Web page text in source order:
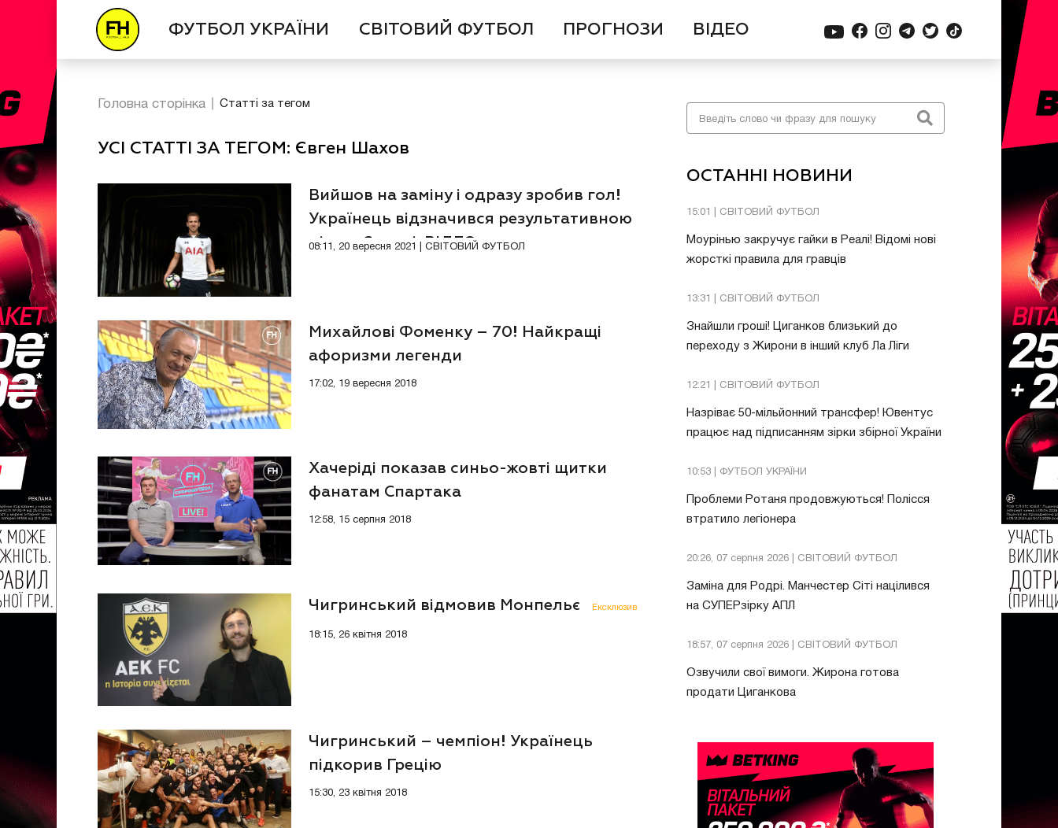
ФУТБОЛ УКРАЇНИ СВІТОВИЙ ФУТБОЛ ПРОГНОЗИ ВІДЕО
ОСТАННІ НОВИНИ
15:01 | СВІТОВИЙ ФУТБОЛ
Моурінью закручує гайки в Реалі! Відомі нові
жорсткі правила для гравців
13:31 | СВІТОВИЙ ФУТБОЛ
Знайшли гроші! Циганков близький до
переходу з Жирони в інший клуб Ла Ліги
12:21 | СВІТОВИЙ ФУТБОЛ
Назріває 50-мільйонний трансфер! Ювентус
працює над підписанням зірки збірної України
10:53 | ФУТБОЛ УКРАЇНИ
Проблеми Ротаня продовжуються! Полісся
втратило легіонера
20:26, 07 серпня 2026 | СВІТОВИЙ ФУТБОЛ
Заміна для Родрі. Манчестер Сіті націлився
на СУПЕРзірку АПЛ
18:57, 07 серпня 2026 | СВІТОВИЙ ФУТБОЛ
Озвучили свої вимоги. Жирона готова
продати Циганкова
Головна сторінка Статті за тегом
УСІ СТАТТІ ЗА ТЕГОМ: Євген Шахов
Вийшов на заміну і одразу зробив гол!
Українець відзначився результативною
дією в Європі. ВІДЕО
Відео
08:11, 20 вересня 2021 | СВІТОВИЙ ФУТБОЛ
Михайлові Фоменку – 70! Найкращі
афоризми легенди
17:02, 19 вересня 2018
Хачеріді показав синьо-жовті щитки
фанатам Спартака
12:58, 15 серпня 2018
Чигринський відмовив Монпельє Ексклюзив
18:15, 26 квітня 2018
Чигринський – чемпіон! Українець
підкорив Грецію
15:30, 23 квітня 2018